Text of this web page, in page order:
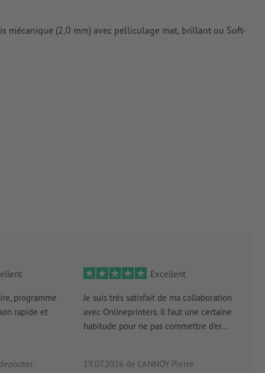
mécanique (2,0 mm) avec pelliculage mat, brillant ou Soft-
programme
rapide et
Excellent
Je suis très satisfait de ma collaboration
avec Onlineprinters. Il faut une certaine
habitude pour ne pas commettre d'er...
19.07.2026 de LANNOY Pierre